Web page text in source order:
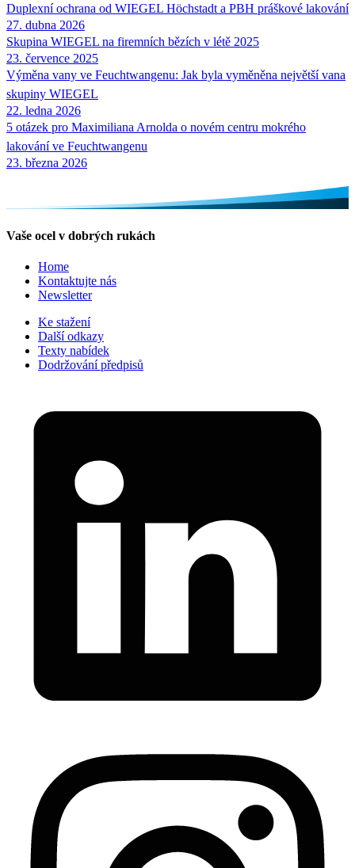
Duplexní ochrana od WIEGEL Höchstadt a PBH práškové lakování
27. dubna 2026
Skupina WIEGEL na firemních bězích v létě 2025
23. července 2025
Výměna vany ve Feuchtwangenu: Jak byla vyměněna největší vana
skupiny WIEGEL
22. ledna 2026
5 otázek pro Maximiliana Arnolda o novém centru mokrého
lakování ve Feuchtwangenu
23. března 2026
Vaše ocel v dobrých rukách
Home
Kontaktujte nás
Newsletter
Ke stažení
Další odkazy
Texty nabídek
Dodržování předpisů